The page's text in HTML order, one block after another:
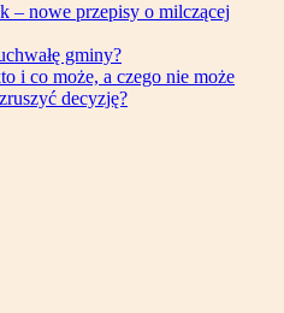
– nowe przepisy o milczącej
gminy?
i co może, a czego nie może
decyzję?